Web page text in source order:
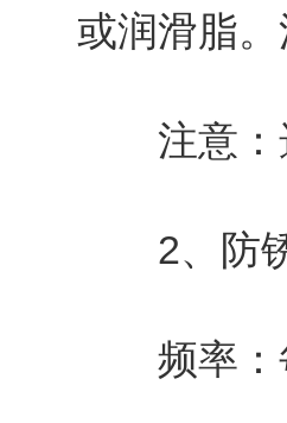
或润滑脂
注意：选
2、防
频率：